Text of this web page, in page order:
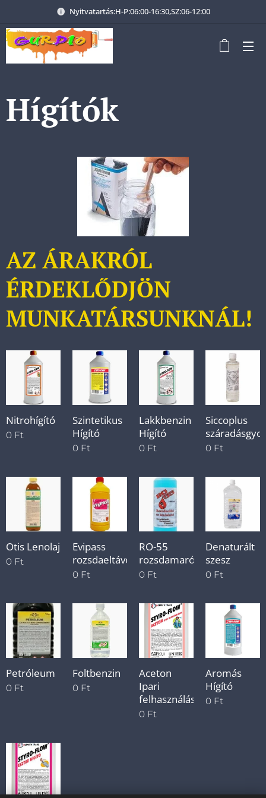
Nyitvatartás:H-P:06:00-16:30,SZ:06-12:00
Hígítók
AZ ÁRAKRÓL
ÉRDEKLŐDJÖN
MUNKATÁRSUNKNÁL!
Nitrohígító
0 Ft
Szintetikus
Hígító
0 Ft
Lakkbenzin
Hígító
0 Ft
Siccoplus
0 Ft
Otis Lenolaj
0 Ft
Evipass
rozsdaeltávolító
0 Ft
RO-55
rozsdamaró
0 Ft
Denaturált
szesz
0 Ft
Petróleum
0 Ft
Foltbenzin
0 Ft
Aceton
Ipari
felhasználásra
0 Ft
Aromás
Hígító
0 Ft